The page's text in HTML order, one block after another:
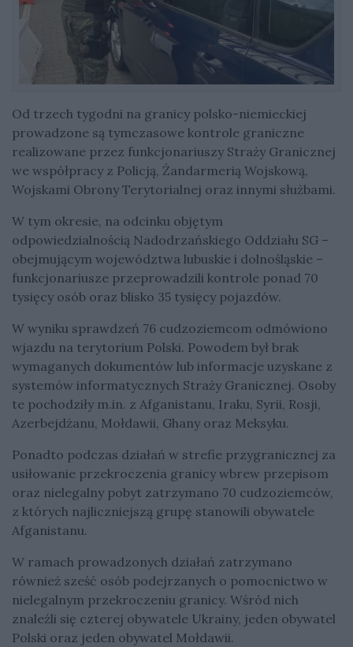
Od trzech tygodni na granicy polsko-niemieckiej
prowadzone są tymczasowe kontrole graniczne
realizowane przez funkcjonariuszy Straży Granicznej
we współpracy z Policją, Żandarmerią Wojskową,
Wojskami Obrony Terytorialnej oraz innymi służbami.
W tym okresie, na odcinku objętym
odpowiedzialnością Nadodrzańskiego Oddziału SG –
obejmującym województwa lubuskie i dolnośląskie –
funkcjonariusze przeprowadzili kontrole ponad 70
tysięcy osób oraz blisko 35 tysięcy pojazdów.
W wyniku sprawdzeń 76 cudzoziemcom odmówiono
wjazdu na terytorium Polski. Powodem był brak
wymaganych dokumentów lub informacje uzyskane z
systemów informatycznych Straży Granicznej. Osoby
te pochodziły m.in. z Afganistanu, Iraku, Syrii, Rosji,
Azerbejdżanu, Mołdawii, Ghany oraz Meksyku.
Ponadto podczas działań w strefie przygranicznej za
usiłowanie przekroczenia granicy wbrew przepisom
oraz nielegalny pobyt zatrzymano 70 cudzoziemców,
z których najliczniejszą grupę stanowili obywatele
Afganistanu.
W ramach prowadzonych działań zatrzymano
również sześć osób podejrzanych o pomocnictwo w
nielegalnym przekroczeniu granicy. Wśród nich
znaleźli się czterej obywatele Ukrainy, jeden obywatel
Polski oraz jeden obywatel Mołdawii.